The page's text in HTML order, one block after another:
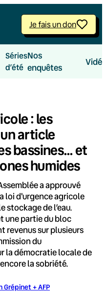
Je fais un don
Séries
d’été
Nos
enquêtes
: les
article
bassines… et
humides
a approuvé
loi d'urgence agricole
de l’eau.
une partie du bloc
revenus sur plusieurs
du
la démocratie locale de
la sobriété.
Grépinet + AFP